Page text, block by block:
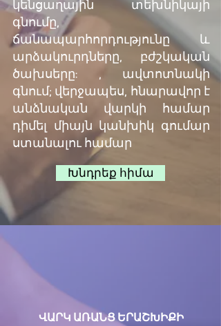
կենցաղային տեխնիկայի
գնումը,
ճանապարհորդությունը և
արձակուրդները, բժշկական
ծախսերը: , ավտոտնակի
գնում; վերջապես, հնարավոր է
անձնական վարկի համար
դիմել միայն կանխիկ գումար
ստանալու համար
Խնդրեք հիմա
ՎԱՐԿ ԱՌԱՆՑ ԵՐԱՇԽԻՔԻ